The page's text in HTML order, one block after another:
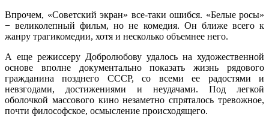
Впрочем, «Советский экран» все-таки ошибся. «Белые росы»
− великолепный фильм, но не комедия. Он ближе всего к
жанру трагикомедии, хотя и несколько объемнее него.
А еще режиссеру Добролюбову удалось на художественной
основе вполне документально показать жизнь рядового
гражданина позднего СССР, со всеми ее радостями и
невзгодами, достижениями и неудачами. Под легкой
оболочкой массового кино незаметно спряталось тревожное,
почти философское, осмысление происходящего.